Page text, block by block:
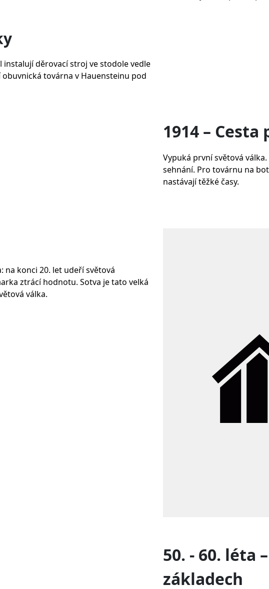
instalují děrovací stroj ve stodole vedle
továrna v Hauensteinu pod
1914 –
Vypuká první světová
sehnání. Pro továrnu na
nastávají těžké časy.
na konci 20. let udeří světová
ztrácí hodnotu. Sotva je tato velká
válka.
50. - 60. léta
základech